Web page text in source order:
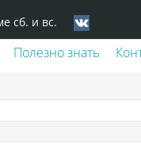
сб. и вс.
Полезно знать